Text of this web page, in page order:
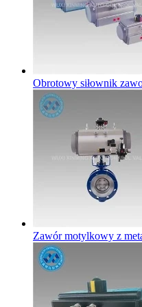
Obrotowy siłownik
Zawór motylkowy z